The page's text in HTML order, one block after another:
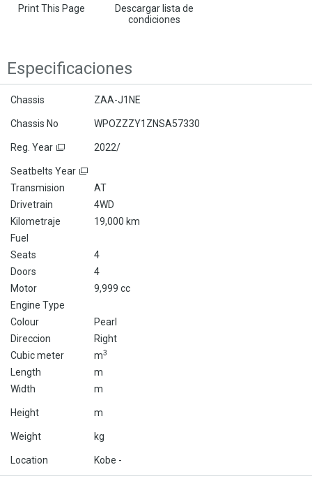
Print This Page
Descargar lista de
condiciones
Especificaciones
Chassis ZAA-J1NE
Chassis No WPOZZZY1ZNSA57330
Reg. Year 2022/
Seatbelts Year
Transmision
AT
Drivetrain
4WD
Kilometraje
19,000 km
Fuel
Seats
4
Doors
4
Motor
9,999 cc
Engine Type
Colour
Pearl
Direccion
Right
Cubic meter
m3
Length
m
Width
m
Height m
Weight kg
Location Kobe -